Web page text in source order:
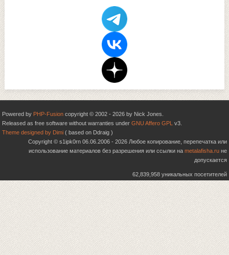
Powered by PHP-Fusion copyright © 2002 - 2026 by Nick Jones.
Released as free software without warranties under GNU Affero GPL v3.
Theme designed by Dimi ( based on Ddraig )
Copyright © s1ipk0rn 06.06.2006 - 2026 Любое копирование, перепечатка или
использование материалов без разрешения или ссылки на metalafisha.ru не
допускается
62,839,958 уникальных посетителей